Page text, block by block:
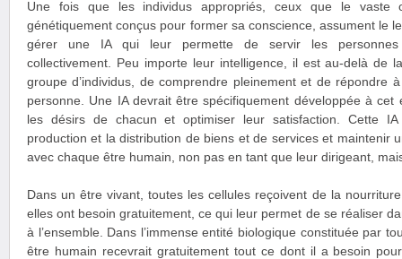
Une fois que les individus appropriés, ceux que le vaste
génétiquement conçus pour former sa conscience, assument le
gérer une IA qui leur permette de servir les personnes
collectivement. Peu importe leur intelligence, il est au-delà de
groupe d’individus, de comprendre pleinement et de répondre
personne. Une IA devrait être spécifiquement développée à
les désirs de chacun et optimiser leur satisfaction. Cette
production et la distribution de biens et de services et maintenir
avec chaque être humain, non pas en tant que leur dirigeant,
Dans un être vivant, toutes les cellules reçoivent de la
elles ont besoin gratuitement, ce qui leur permet de se réaliser
à l’ensemble. Dans l’immense entité biologique constituée par
être humain recevrait gratuitement tout ce dont il a besoin